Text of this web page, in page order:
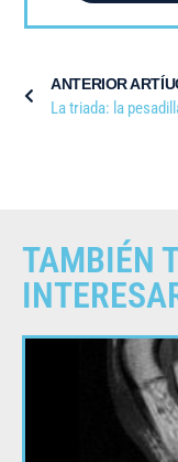
ANTERIOR
TAMBIÉN